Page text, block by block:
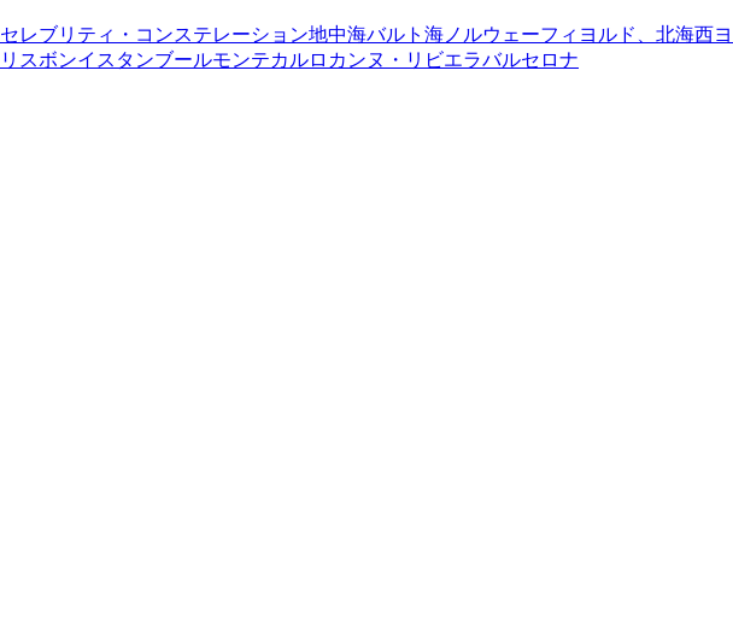
セレブリティ・コンステレーション地中海バルト海 ノルウェーフィヨルド、北海西ヨ
リスボンイスタンブールモンテカルロ カンヌ・リビエラバルセロナ